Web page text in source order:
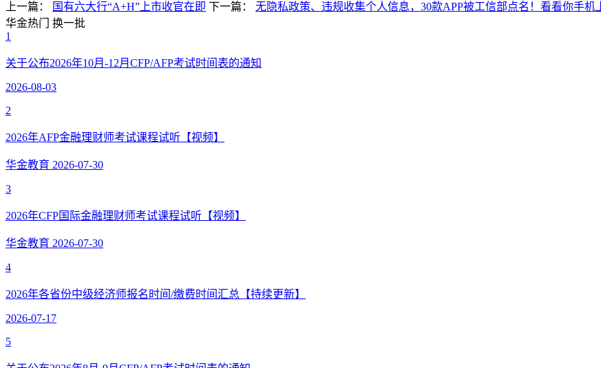
上一篇： 国有六大行“A+H”上市收官在即 下一篇： 无隐私政策、违规收集个人信息，30款APP被工信部点名！看看你手机
华金热门
换一批
1
关于公布2026年10月-12月CFP/AFP考试时间表的通知
2026-08-03
2
2026年AFP金融理财师考试课程试听【视频】
华金教育 2026-07-30
3
2026年CFP国际金融理财师考试课程试听【视频】
华金教育 2026-07-30
4
2026年各省份中级经济师报名时间/缴费时间汇总【持续更新】
2026-07-17
5